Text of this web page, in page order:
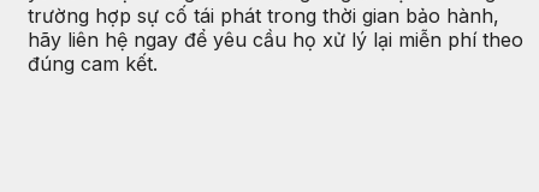
trường hợp sự cố tái phát trong thời gian bảo hành,
hãy liên hệ ngay để yêu cầu họ xử lý lại miễn phí theo
đúng cam kết.